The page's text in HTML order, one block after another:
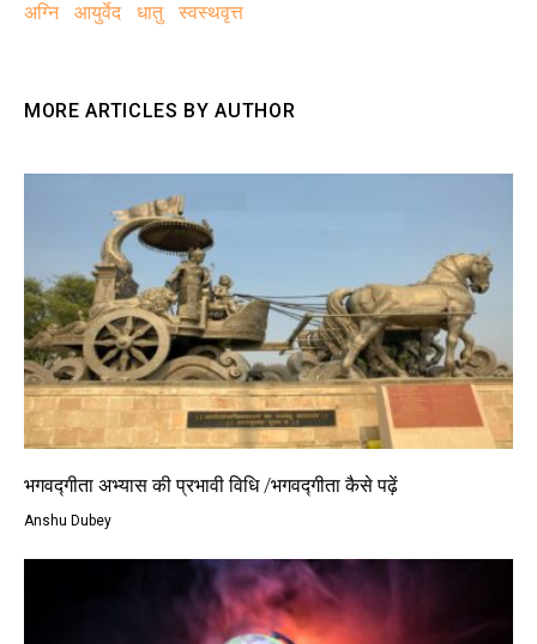
अग्नि आयुर्वेद धातु स्वस्थवृत्त
MORE ARTICLES BY AUTHOR
भगवद्‍गीता अभ्यास की प्रभावी विधि /भगवद्‍गीता कैसे पढ़ें
Anshu Dubey